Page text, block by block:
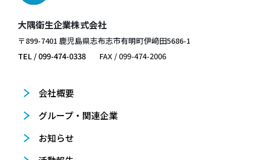
大隅衛生企業株式会社
〒899-7401 鹿児島県志布志市有明町伊﨑田5686-1
TEL / 099-474-0338
FAX / 099-474-2006
会社概要
グループ・関連企業
お知らせ